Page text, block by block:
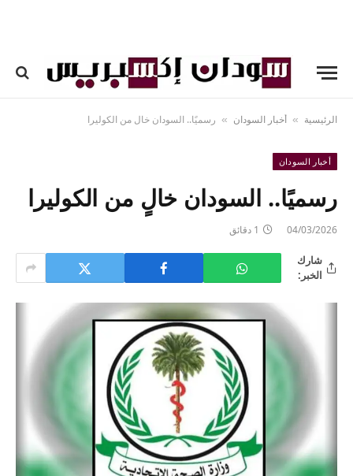
الرئيسية » أخبار السودان » رسميًا.. السودان خالٍ من الكوليرا
أخبار السودان
رسميًا.. السودان خالٍ من الكوليرا
04/03/2026 1 دقائق
شارك
الخبر: